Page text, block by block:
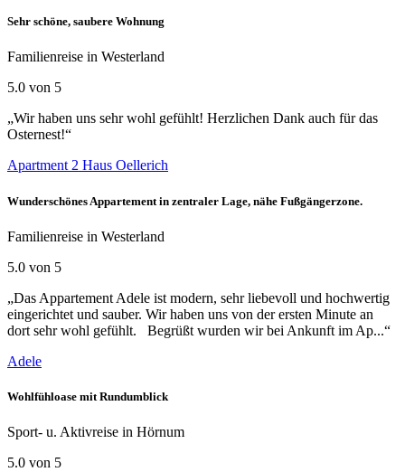
Sehr schöne, saubere Wohnung
Familienreise in Westerland
5.0 von 5
„Wir haben uns sehr wohl gefühlt! Herzlichen Dank auch für das
Osternest!“
Apartment 2 Haus Oellerich
Wunderschönes Appartement in zentraler Lage, nähe Fußgängerzone.
Familienreise in Westerland
5.0 von 5
„Das Appartement Adele ist modern, sehr liebevoll und hochwertig
eingerichtet und sauber. Wir haben uns von der ersten Minute an
dort sehr wohl gefühlt. Begrüßt wurden wir bei Ankunft im Ap...“
Adele
Wohlfühloase mit Rundumblick
Sport- u. Aktivreise in Hörnum
5.0 von 5